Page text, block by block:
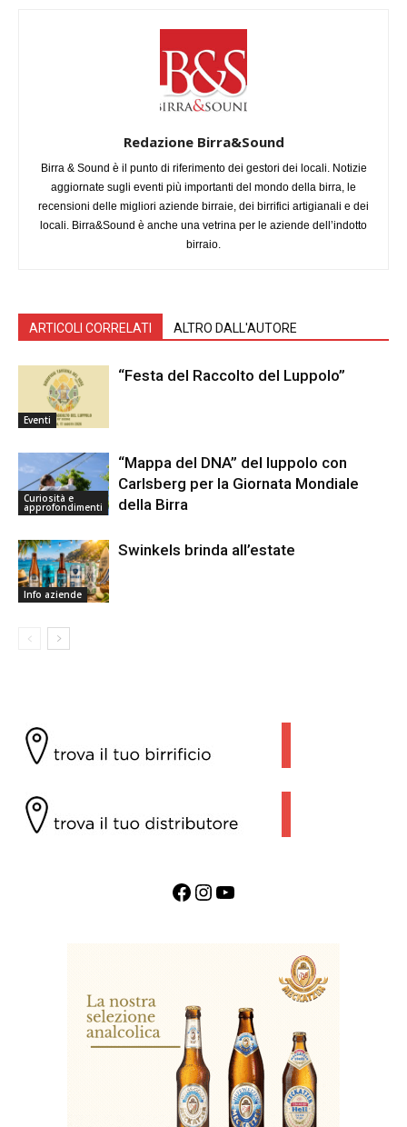
Redazione Birra&Sound
Birra & Sound è il punto di riferimento dei gestori dei locali. Notizie
aggiornate sugli eventi più importanti del mondo della birra, le
recensioni delle migliori aziende birraie, dei birrifici artigianali e dei
locali. Birra&Sound è anche una vetrina per le aziende dell’indotto
birraio.
ARTICOLI CORRELATI ALTRO DALL'AUTORE
Eventi
“Festa del Raccolto del Luppolo”
Curiosità e
approfondimenti
“Mappa del DNA” del luppolo con
Carlsberg per la Giornata Mondiale
della Birra
Info aziende
Swinkels brinda all’estate
Facebook InstagramYouTube